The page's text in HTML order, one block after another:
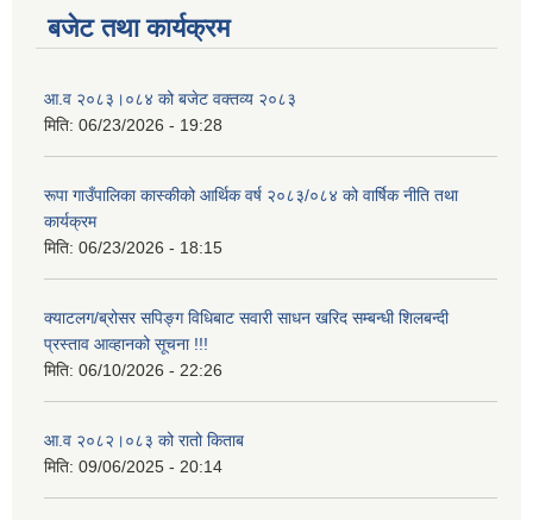
बजेट तथा कार्यक्रम
आ.व २०८३।०८४ को बजेट वक्तव्य २०८३
मिति: 06/23/2026 - 19:28
रूपा गाउँपालिका कास्कीको आर्थिक वर्ष २०८३/०८४ को वार्षिक नीति तथा
कार्यक्रम
मिति: 06/23/2026 - 18:15
क्याटलग/ब्रोसर सपिङ्ग विधिबाट सवारी साधन खरिद सम्बन्धी शिलबन्दी
प्रस्ताव आव्हानको सूचना !!!
मिति: 06/10/2026 - 22:26
आ.व २०८२।०८३ को रातो किताब
मिति: 09/06/2025 - 20:14